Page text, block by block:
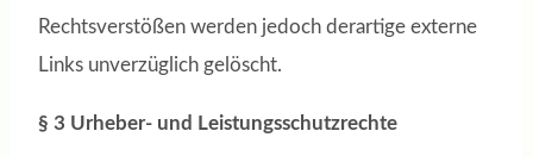
Rechtsverstößen werden jedoch derartige externe
Links unverzüglich gelöscht.
§ 3 Urheber- und Leistungsschutzrechte